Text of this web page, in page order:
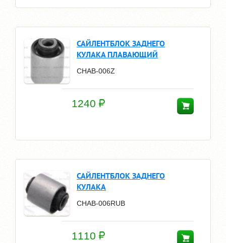
САЙЛЕНТБЛОК ЗАДНЕГО
КУЛАКА ПЛАВАЮЩИЙ
CHAB-006Z
1240
САЙЛЕНТБЛОК ЗАДНЕГО
КУЛАКА
CHAB-006RUB
1110